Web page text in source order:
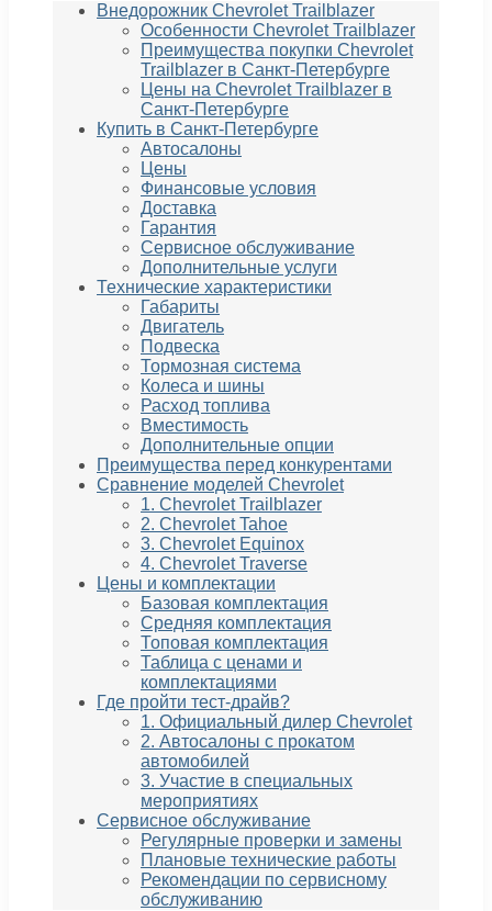
Внедорожник Chevrolet Trailblazer
Особенности Chevrolet Trailblazer
Преимущества покупки Chevrolet
Trailblazer в Санкт-Петербурге
Цены на Chevrolet Trailblazer в
Санкт-Петербурге
Купить в Санкт-Петербурге
Автосалоны
Цены
Финансовые условия
Доставка
Гарантия
Сервисное обслуживание
Дополнительные услуги
Технические характеристики
Габариты
Двигатель
Подвеска
Тормозная система
Колеса и шины
Расход топлива
Вместимость
Дополнительные опции
Преимущества перед конкурентами
Сравнение моделей Chevrolet
1. Chevrolet Trailblazer
2. Chevrolet Tahoe
3. Chevrolet Equinox
4. Chevrolet Traverse
Цены и комплектации
Базовая комплектация
Средняя комплектация
Топовая комплектация
Таблица с ценами и
комплектациями
Где пройти тест-драйв?
1. Официальный дилер Chevrolet
2. Автосалоны с прокатом
автомобилей
3. Участие в специальных
мероприятиях
Сервисное обслуживание
Регулярные проверки и замены
Плановые технические работы
Рекомендации по сервисному
обслуживанию